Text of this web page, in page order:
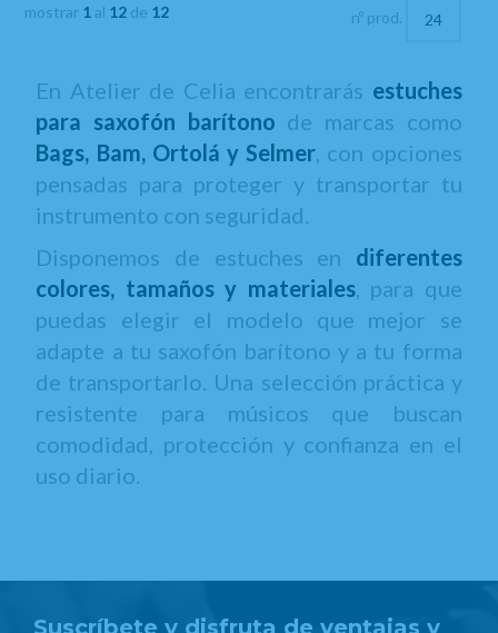
mostrar 1 al 12 de 12 nº prod.
En Atelier de Celia encontrarás estuches
para saxofón barítono de marcas como
Bags, Bam, Ortolá y Selmer, con opciones
pensadas para proteger y transportar tu
instrumento con seguridad.
Disponemos de estuches en diferentes
colores, tamaños y materiales, para que
puedas elegir el modelo que mejor se
adapte a tu saxofón barítono y a tu forma
de transportarlo. Una selección práctica y
resistente para músicos que buscan
comodidad, protección y confianza en el
uso diario.
Suscríbete y disfruta de ventajas y